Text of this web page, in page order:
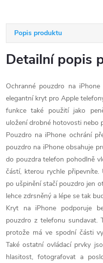
Popis produktu
Detailní popis
Ochranné pouzdro na
elegantní kryt pro Apple
funkce také použití jako
uložení drobné hotovosti nebo
Pouzdro na iPhone ochrání
pouzdro na iPhone obsahuje
do pouzdra telefon pohodlně
částí, kterou rychle
po ušpinění stačí pouzdro jen
lehce zdrsněný a lépe se tak
Kryt na iPhone podporuje
pouzdro z telefonu sundavat.
protože má ve spodní části
Také ostatní ovládací prvky
hlasitost, fotografovat a